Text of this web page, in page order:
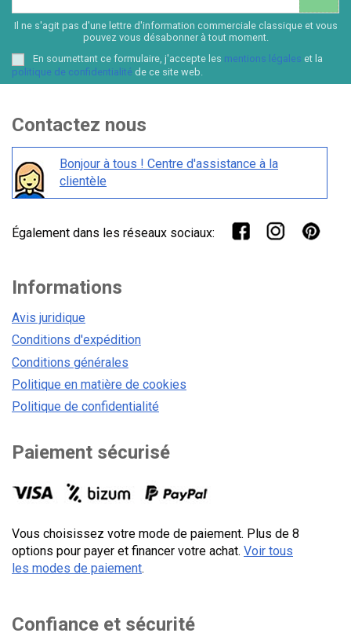
Il ne s'agit pas d'une lettre d'information commerciale classique et vous
pouvez vous désabonner à tout moment.
En soumettant ce formulaire, j'accepte les mentions légales et la
politique de confidentialité de ce site web.
Contactez nous
Bonjour à tous ! Centre d'assistance à la
clientèle
Également dans les réseaux sociaux:
Informations
Avis juridique
Conditions d'expédition
Conditions générales
Politique en matière de cookies
Politique de confidentialité
Paiement sécurisé
Vous choisissez votre mode de paiement. Plus de 8
options pour payer et financer votre achat. Voir tous
les modes de paiement.
Confiance et sécurité